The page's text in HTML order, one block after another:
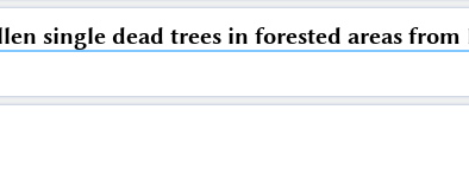
single dead trees in forested areas